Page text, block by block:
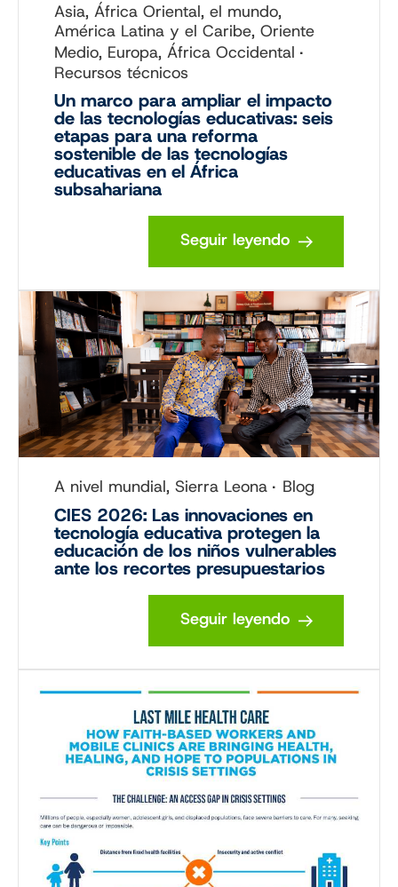
Asia, África Oriental, el mundo,
América Latina y el Caribe, Oriente
Medio, Europa, África Occidental
Recursos técnicos
Un marco para ampliar el impacto
de las tecnologías educativas: seis
etapas para una reforma
sostenible de las tecnologías
educativas en el África
subsahariana
Seguir leyendo
A nivel mundial, Sierra Leona Blog
CIES 2026: Las innovaciones en
tecnología educativa protegen la
educación de los niños vulnerables
ante los recortes presupuestarios
Seguir leyendo